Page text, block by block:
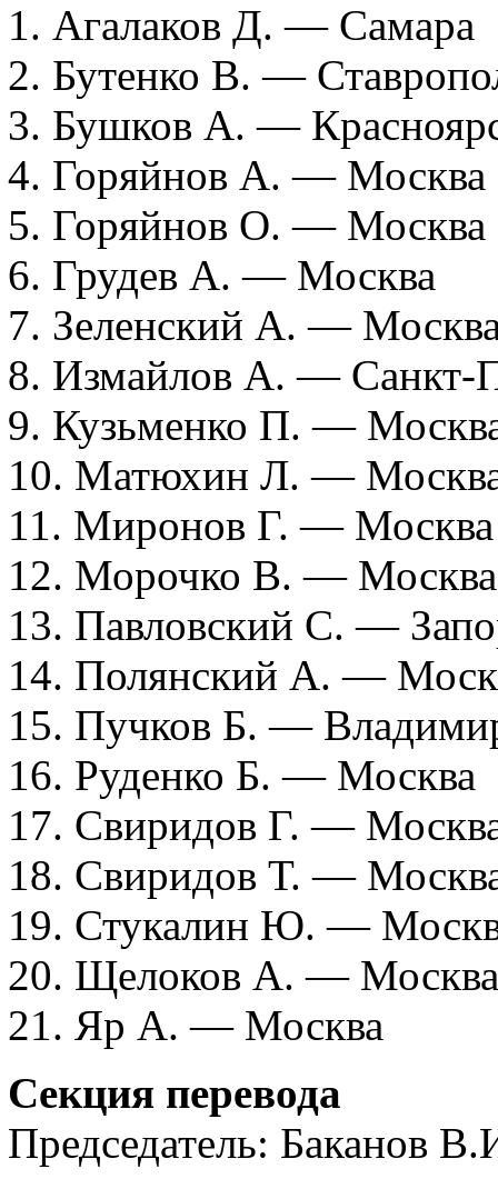
1. Агалаков Д. — Самара
2. Бутенко В. —
3. Бушков А. —
4. Горяйнов А. — Москва
5. Горяйнов О. — Москва
6. Грудев А. — Москва
7. Зеленский А. —
8. Измайлов А. — Санкт-
9. Кузьменко П. —
10. Матюхин Л. —
11. Миронов Г. — Москва
12. Морочко В. — Москва
13. Павловский С. —
14. Полянский А. —
15. Пучков Б. —
16. Руденко Б. — Москва
17. Свиридов Г. —
18. Свиридов Т. —
19. Стукалин Ю. —
20. Щелоков А. — Москва
21. Яр А. — Москва
Секция перевода
Председатель: Баканов